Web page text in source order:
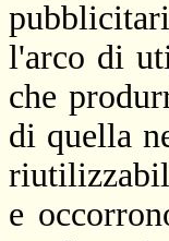
l'arco di
che
di quella
e